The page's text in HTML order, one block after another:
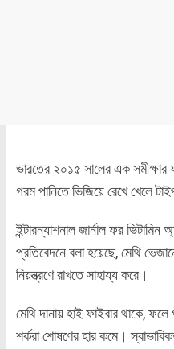
ভারতের ২০১৫ সালের এক সমীক্ষার
গরম পানিতে ভিজিয়ে রেখে খেলে
ইন্টারন্যাশনাল জার্নাল ফর ভিটামিন
প্রতিবেদনে বলা হয়েছে, মেথি
নিয়ন্ত্রণে রাখতে সাহায্য করে।
মেথি দানায় হাই ফাইবার থাকে,
শর্করা শোষণের হার কমে।